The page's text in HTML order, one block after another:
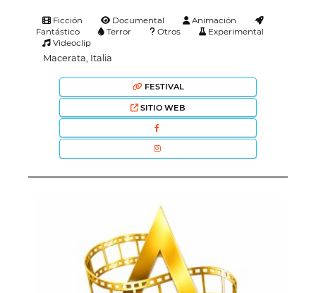
Ficción Documental
Animación
Fantástico
Terror Otros
Experimental
Videoclip
Macerata, Italia
FESTIVAL
SITIO WEB